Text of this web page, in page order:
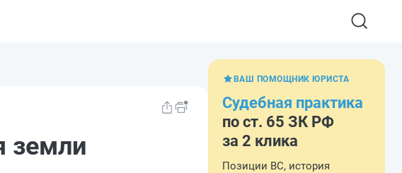
земли
ВАШ ПОМОЩНИК ЮРИСТА
Судебная практика
по ст. 65 ЗК РФ
за 2 клика
Позиции ВС, история